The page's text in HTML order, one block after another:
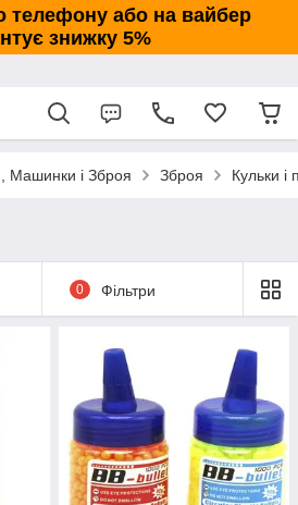
телефону або на вайбер
знижку 5%
Машинки і Зброя Зброя Кульки і
0 Фільтри